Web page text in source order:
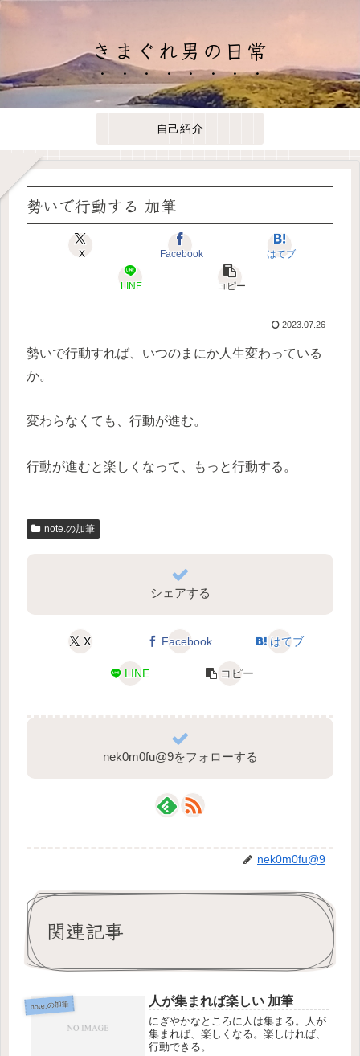
きまぐれ男の日常
自己紹介
勢いで行動する 加筆
X Facebook はてブ
LINE コピー
2023.07.26
勢いで行動すれば、いつのまにか人生変わっている
か。
変わらなくても、行動が進む。
行動が進むと楽しくなって、もっと行動する。
note.の加筆
シェアする
X Facebook はてブ
LINE コピー
nek0m0fu@9をフォローする
nek0m0fu@9
関連記事
note.の加筆 人が集まれば楽しい 加筆
にぎやかなところに人は集まる。人が
集まれば、楽しくなる。楽しければ、
行動できる。